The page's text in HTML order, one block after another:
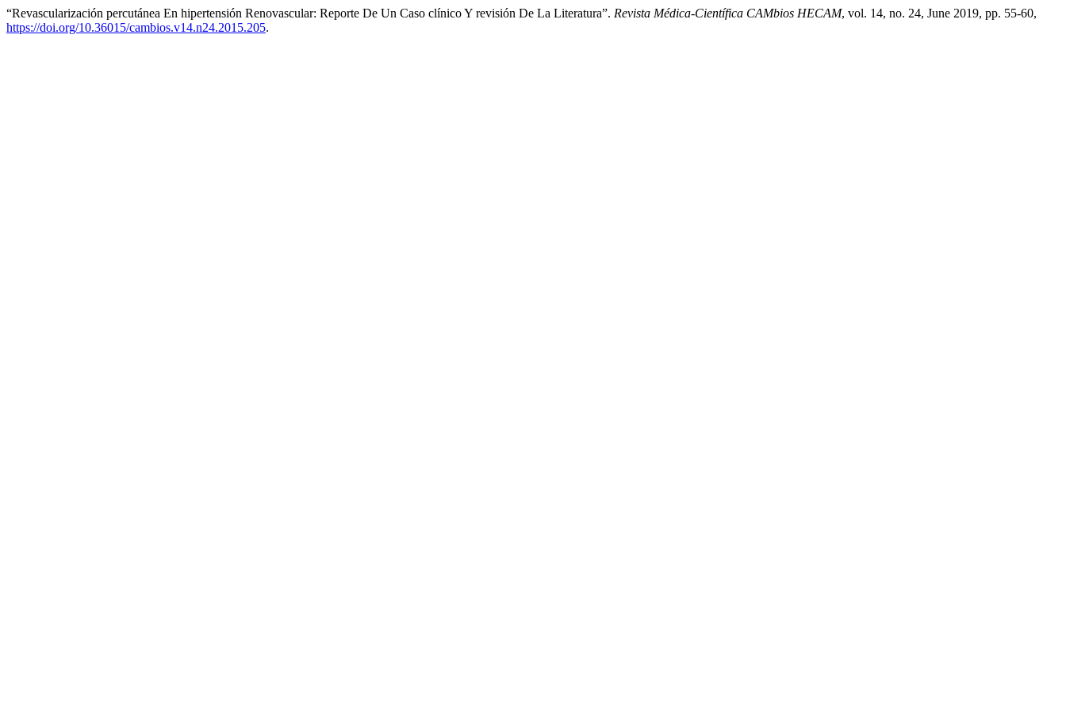
“Revascularización percutánea En hipertensión Renovascular: Reporte De Un Caso clínico Y revisión De La Literatura”. Revista Médica-Científica CAMbios HECAM, vol. 14, no. 24, June 2019, pp. 55-60,
https://doi.org/10.36015/cambios.v14.n24.2015.205.